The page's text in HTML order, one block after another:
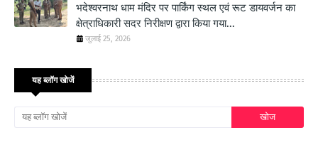
भदेश्वरनाथ धाम मंदिर पर पार्किंग स्थल एवं रूट डायवर्जन का
क्षेत्राधिकारी सदर निरीक्षण द्वारा किया गया...
जुलाई 25, 2026
यह ब्लॉग खोजें